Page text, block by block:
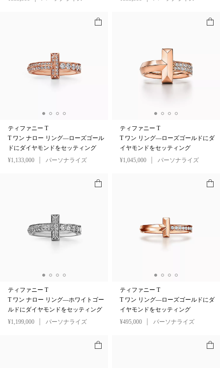
ティファニー T
T ワン ナロー リング—ローズゴール
ドにダイヤモンドをセッティング
¥1,133,000
パーソナライズ
ティファニー T
T ワン リング—ローズゴールドにダ
イヤモンドをセッティング
¥1,045,000
パーソナライズ
ティファニー T
T ワン ナロー リング—ホワイトゴー
ルドにダイヤモンドをセッティング
¥1,199,000
パーソナライズ
ティファニー T
T ワン リング—ローズゴールドにダ
イヤモンドをセッティング
¥495,000
パーソナライズ